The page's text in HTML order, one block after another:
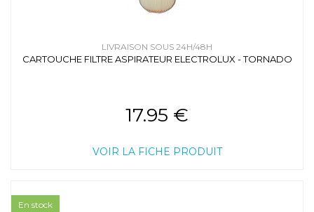
LIVRAISON SOUS 24H/48H
CARTOUCHE FILTRE ASPIRATEUR ELECTROLUX - TORNADO
17.95 €
VOIR LA FICHE PRODUIT
En stock